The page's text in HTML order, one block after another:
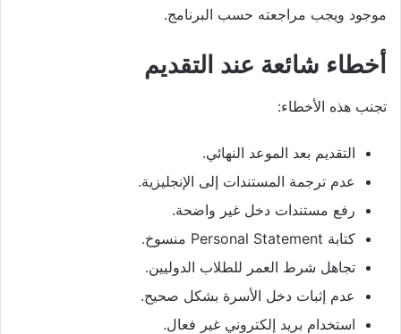
موجود ويجب مراجعته حسب البرنامج.
أخطاء شائعة عند التقديم
تجنب هذه الأخطاء:
التقديم بعد الموعد النهائي.
عدم ترجمة المستندات إلى الإنجليزية.
رفع مستندات دخل غير واضحة.
كتابة Personal Statement منسوخ.
تجاهل شرط العمر للطلاب الدوليين.
عدم إثبات دخل الأسرة بشكل صحيح.
استخدام بريد إلكتروني غير فعال.